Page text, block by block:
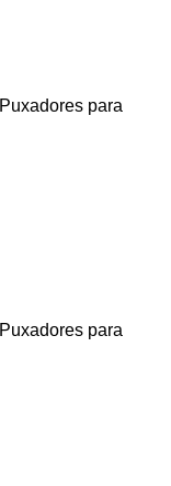
Puxadores para
Puxadores para